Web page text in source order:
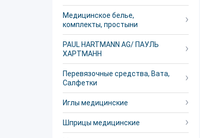
Медицинское белье,
комплекты, простыни
PAUL HARTMANN AG/ ПАУЛЬ
ХАРТМАНН
Перевязочные средства, Вата,
Салфетки
Иглы медицинские
Шприцы медицинские